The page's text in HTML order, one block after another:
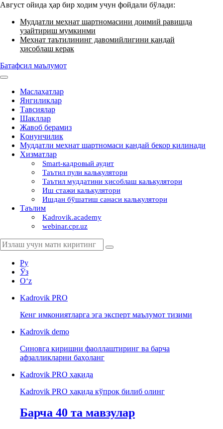
Август ойида ҳар бир ходим учун фойдали бўлади:
Муддатли меҳнат шартномасини доимий равишда
узайтириш мумкинми
Меҳнат таътилининг давомийлигини қандай
ҳисоблаш керак
Батафсил маълумот
Маслаҳатлар
Янгиликлар
Тавсиялар
Шакллар
Жавоб берамиз
Қонунчилик
Муддатли меҳнат шартномаси қандай бекор қилинади
Хизматлар
Smart-кадровый аудит
Таътил пули калькулятори
Таътил муддатини ҳисоблаш калькулятори
Иш стажи калькулятори
Ишдан бўшатиш санаси калькулятори
Таълим
Kadrovik.academy
webinar.cpr.uz
Ру
Ўз
Oʻz
Kadrovik PRO
Кенг имкониятларга эга эксперт маълумот тизими
Kadrovik demo
Синовга киришни фаоллаштиринг ва барча
афзалликларни баҳоланг
Kadrovik PRO ҳақида
Kadrovik PRO ҳақида кўпроқ билиб олинг
Барча 40 та мавзулар